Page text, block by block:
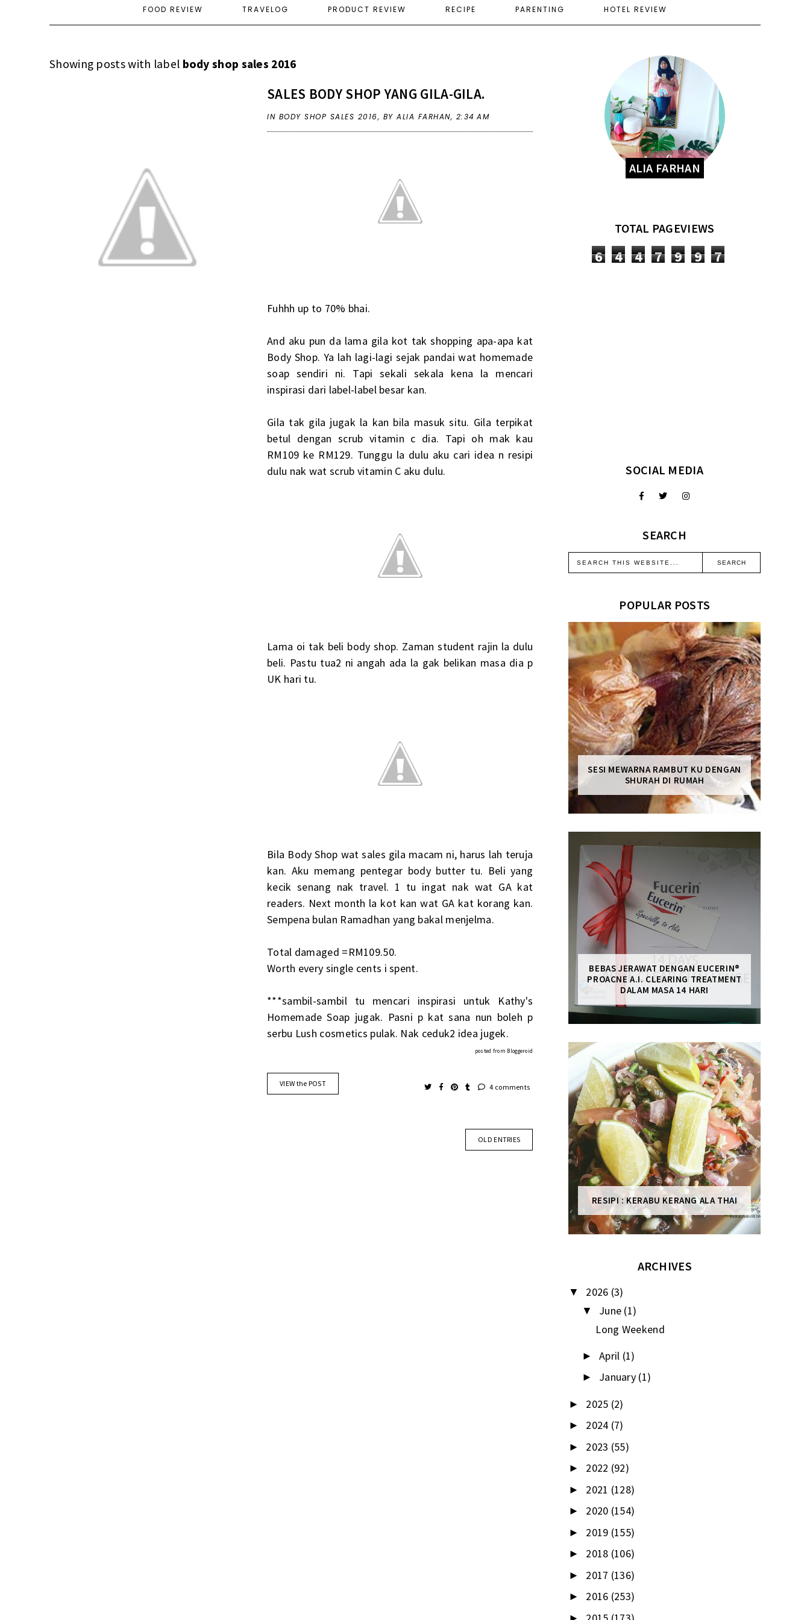
FOOD REVIEW TRAVELOG PRODUCT REVIEW RECIPE PARENTING HOTEL REVIEW
Showing posts with label body shop sales 2016
SALES BODY SHOP YANG GILA-GILA.
IN BODY SHOP SALES 2016, BY ALIA FARHAN, 2:34 AM
Fuhhh up to 70% bhai.
And aku pun da lama gila kot tak shopping apa-apa kat
Body Shop. Ya lah lagi-lagi sejak pandai wat homemade
soap sendiri ni. Tapi sekali sekala kena la mencari
inspirasi dari label-label besar kan.
Gila tak gila jugak la kan bila masuk situ. Gila terpikat
betul dengan scrub vitamin c dia. Tapi oh mak kau
RM109 ke RM129. Tunggu la dulu aku cari idea n resipi
dulu nak wat scrub vitamin C aku dulu.
Lama oi tak beli body shop. Zaman student rajin la dulu
beli. Pastu tua2 ni angah ada la gak belikan masa dia p
UK hari tu.
Bila Body Shop wat sales gila macam ni, harus lah teruja
kan. Aku memang pentegar body butter tu. Beli yang
kecik senang nak travel. 1 tu ingat nak wat GA kat
readers. Next month la kot kan wat GA kat korang kan.
Sempena bulan Ramadhan yang bakal menjelma.
Total damaged =RM109.50.
Worth every single cents i spent.
***sambil-sambil tu mencari inspirasi untuk Kathy's
Homemade Soap jugak. Pasni p kat sana nun boleh p
serbu Lush cosmetics pulak. Nak ceduk2 idea jugek.
posted from Bloggeroid
VIEW the POST 4 comments
OLD ENTRIES
ALIA FARHAN
TOTAL PAGEVIEWS
6 4 4 7 9 9 7
SOCIAL MEDIA
SEARCH
POPULAR POSTS
SESI MEWARNA RAMBUT KU DENGAN
SHURAH DI RUMAH
BEBAS JERAWAT DENGAN EUCERIN®
PROACNE A.I. CLEARING TREATMENT
DALAM MASA 14 HARI
RESIPI : KERABU KERANG ALA THAI
ARCHIVES
▼ 2026 (3)
▼ June (1)
Long Weekend
► April (1)
► January (1)
► 2025 (2)
► 2024 (7)
► 2023 (55)
► 2022 (92)
► 2021 (128)
► 2020 (154)
► 2019 (155)
► 2018 (106)
► 2017 (136)
► 2016 (253)